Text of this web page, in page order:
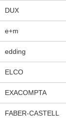
DUX
e+m
edding
ELCO
EXACOMPTA
FABER-CASTELL